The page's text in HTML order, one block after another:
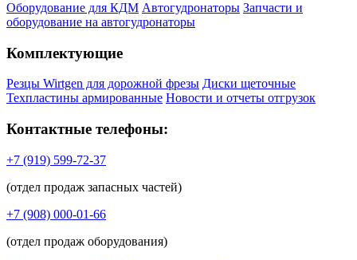
Оборудование для КДМ Автогудронаторы Запчасти и
оборудование на автогудронаторы
Комплектующие
Резцы Wirtgen для дорожной фрезы Диски щеточные
Техпластины армированные Новости и отчеты отгрузок
Контактные телефоны:
+7 (919) 599-72-37
(отдел продаж запасных частей)
+7 (908) 000-01-66
(отдел продаж оборудования)